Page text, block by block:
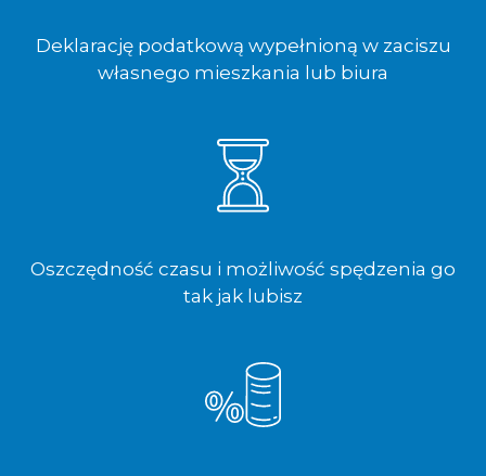
Deklarację podatkową wypełnioną w zaciszu
własnego mieszkania lub biura
Oszczędność czasu i możliwość spędzenia go
tak jak lubisz